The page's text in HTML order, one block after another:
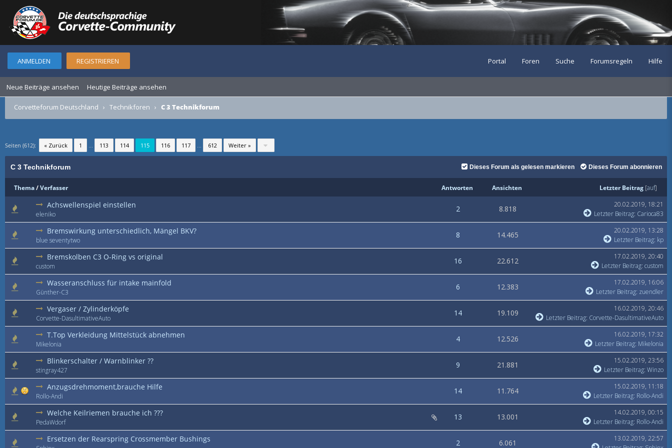
ANMELDEN REGISTRIEREN Portal Foren Suche Forumsregeln Hilfe
Neue Beiträge ansehen Heutige Beiträge ansehen
Corvetteforum Deutschland › Technikforen › C 3 Technikforum
Seiten (612): « Zurück 1 ... 113 114 115 116 117 ... 612 Weiter »
Dieses Forum als gelesen markieren Dieses Forum abonnieren
C 3 Technikforum
Thema/Verfasser Antworten Ansichten Letzter Beitrag [auf]
Achswellenspiel einstellen
eleniko
2 8.818
20.02.2019, 18:21
Letzter Beitrag: Carioca83
Bremswirkung unterschiedlich, Mängel BKV?
blue seventytwo
8 14.465
20.02.2019, 13:28
Letzter Beitrag: kp
Bremskolben C3 O-Ring vs original
custom
16 22.612
17.02.2019, 20:40
Letzter Beitrag: custom
Wasseranschluss für intake mainfold
Günther-C3
6 12.383
17.02.2019, 16:06
Letzter Beitrag: zuendler
Vergaser / Zylinderköpfe
Corvette-DasultimativeAuto
14 19.109
16.02.2019, 20:46
Letzter Beitrag: Corvette-DasultimativeAuto
T.Top Verkleidung Mittelstück abnehmen
Mikelonia
4 12.526
16.02.2019, 17:32
Letzter Beitrag: Mikelonia
Blinkerschalter / Warnblinker ??
stingray427
9 21.881
15.02.2019, 23:56
Letzter Beitrag: Winzo
Anzugsdrehmoment,brauche Hilfe
Rollo-Andi
14 11.764
15.02.2019, 11:18
Letzter Beitrag: Rollo-Andi
Welche Keilriemen brauche ich ???
PedaWdorf
13 13.001
14.02.2019, 00:15
Letzter Beitrag: Rollo-Andi
Ersetzen der Rearspring Crossmember Bushings 2 6.061
13.02.2019, 22:57